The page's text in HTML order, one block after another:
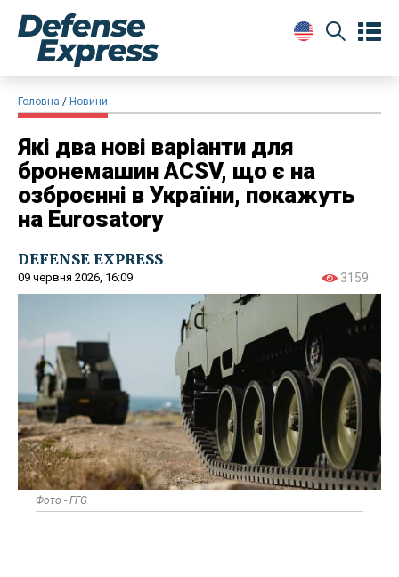
Головна Новини
Які два нові варіанти для
бронемашин ACSV, що є на
озброєнні в України, покажуть
на Eurosatory
DEFENSE EXPRESS
09 червня 2026, 16:09 3159
Фото - FFG